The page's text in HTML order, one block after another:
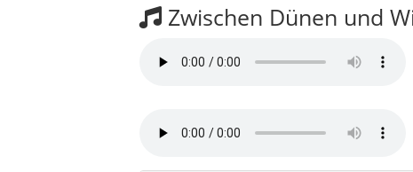
Zwischen Dünen und